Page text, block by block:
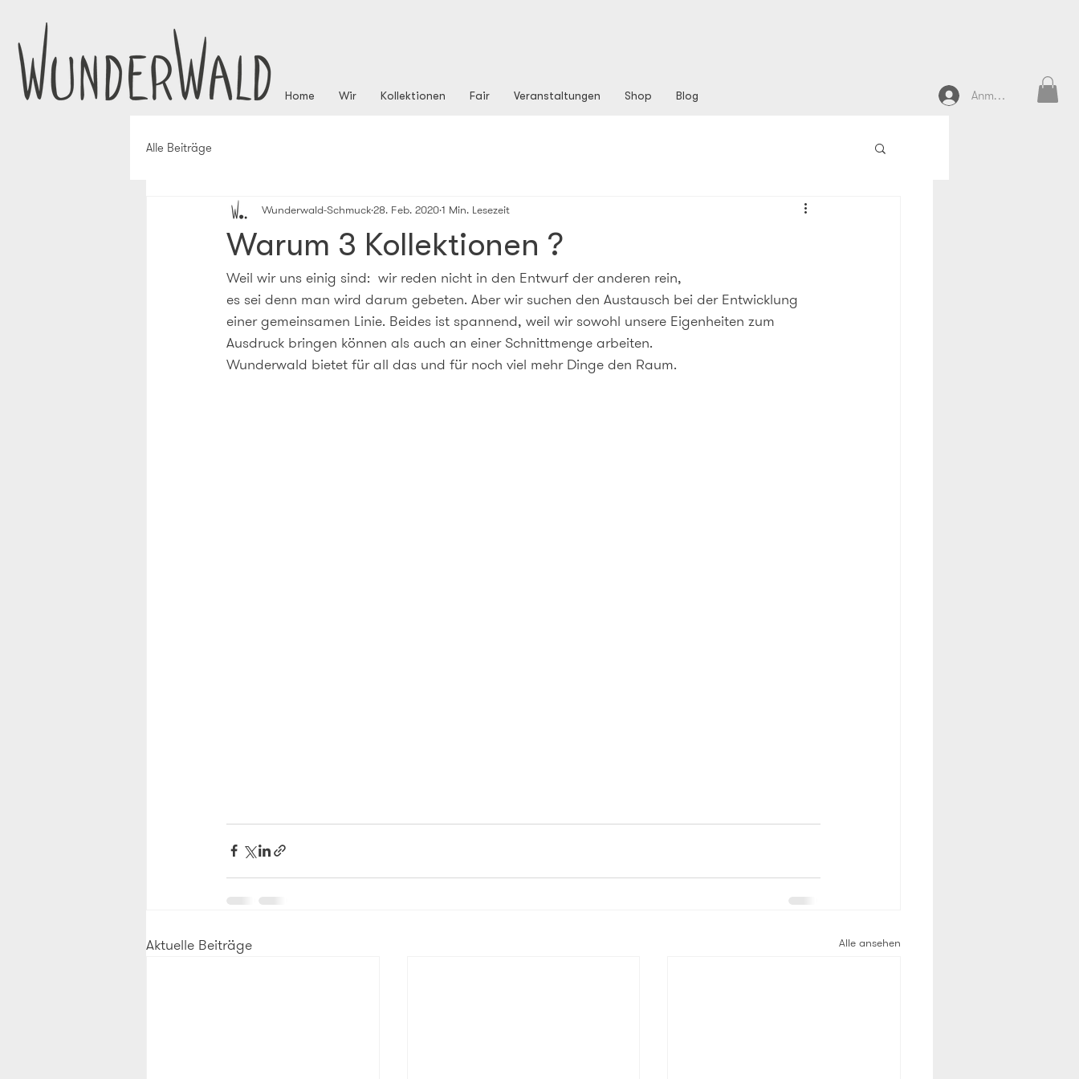
Home Wir Kollektionen Fair Veranstaltungen Shop Blog Anmelden
Alle Beiträge
Warum 3 Kollektionen ?
Wunderwald-Schmuck28. Feb. 20201 Min. Lesezeit
Weil wir uns einig sind:  wir reden nicht in den Entwurf der anderen rein,
es sei denn man wird darum gebeten. Aber wir suchen den Austausch bei der Entwicklung
einer gemeinsamen Linie. Beides ist spannend, weil wir sowohl unsere Eigenheiten zum
Ausdruck bringen können als auch an einer Schnittmenge arbeiten.
Wunderwald bietet für all das und für noch viel mehr Dinge den Raum.
Aktuelle Beiträge Alle ansehen